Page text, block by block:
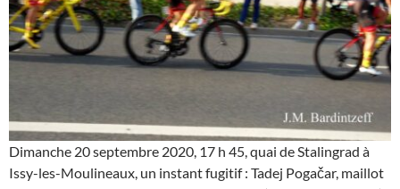
Dimanche 20 septembre 2020, 17 h 45, quai de Stalingrad à
Issy-les-Moulineaux, un instant fugitif : Tadej Pogačar, maillot